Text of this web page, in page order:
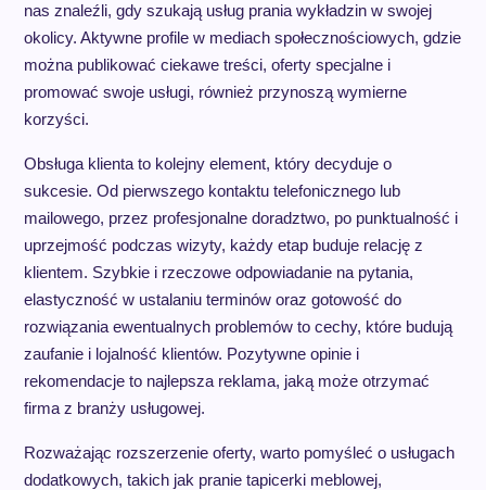
nas znaleźli, gdy szukają usług prania wykładzin w swojej
okolicy. Aktywne profile w mediach społecznościowych, gdzie
można publikować ciekawe treści, oferty specjalne i
promować swoje usługi, również przynoszą wymierne
korzyści.
Obsługa klienta to kolejny element, który decyduje o
sukcesie. Od pierwszego kontaktu telefonicznego lub
mailowego, przez profesjonalne doradztwo, po punktualność i
uprzejmość podczas wizyty, każdy etap buduje relację z
klientem. Szybkie i rzeczowe odpowiadanie na pytania,
elastyczność w ustalaniu terminów oraz gotowość do
rozwiązania ewentualnych problemów to cechy, które budują
zaufanie i lojalność klientów. Pozytywne opinie i
rekomendacje to najlepsza reklama, jaką może otrzymać
firma z branży usługowej.
Rozważając rozszerzenie oferty, warto pomyśleć o usługach
dodatkowych, takich jak pranie tapicerki meblowej,